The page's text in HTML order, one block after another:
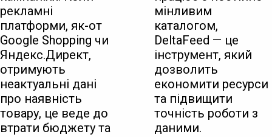
рекламні
платформи, як-от
Google Shopping чи
Яндекс.Директ,
отримують
неактуальні дані
про наявність
товару, це веде до
втрати бюджету та
мінливим
каталогом,
DeltaFeed — це
інструмент, який
дозволить
економити ресурси
та підвищити
точність роботи з
даними.